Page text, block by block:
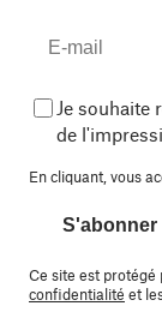
Je souhaite
de
En cliquant, vous
S'abonner
Ce site est
confidentialité et